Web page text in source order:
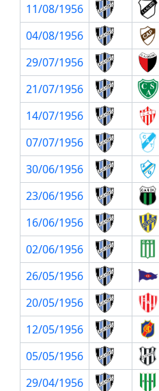
11/08/1956
04/08/1956
29/07/1956
21/07/1956
14/07/1956
07/07/1956
30/06/1956
23/06/1956
16/06/1956
02/06/1956
26/05/1956
20/05/1956
12/05/1956
05/05/1956
29/04/1956